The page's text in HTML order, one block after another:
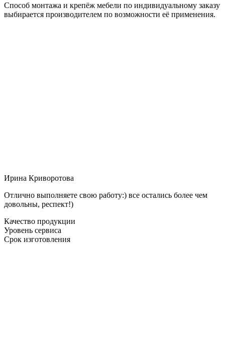
Способ монтажа и крепёж мебели по индивидуальному заказу
выбирается производителем по возможности её применения.
Ирина Криворотова
Отлично выполняете свою работу:) все остались более чем
довольны, респект!)
Качество продукции
Уровень сервиса
Срок изготовления